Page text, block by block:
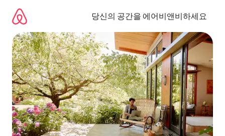
당신의 공간을 에어비앤비하세요